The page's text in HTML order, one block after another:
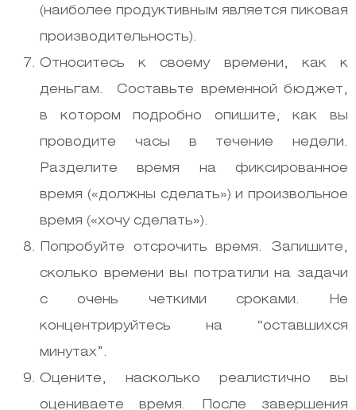
(наиболее продуктивным является пиковая
производительность).
Относитесь к своему времени, как к
деньгам. Составьте временной бюджет,
в котором подробно опишите, как вы
проводите часы в течение недели.
Разделите время на фиксированное
время («должны сделать») и произвольное
время («хочу сделать»).
Попробуйте отсрочить время. Запишите,
сколько времени вы потратили на задачи
с очень четкими сроками. Не
концентрируйтесь на “оставшихся
минутах”.
Оцените, насколько реалистично вы
оцениваете время. После завершения